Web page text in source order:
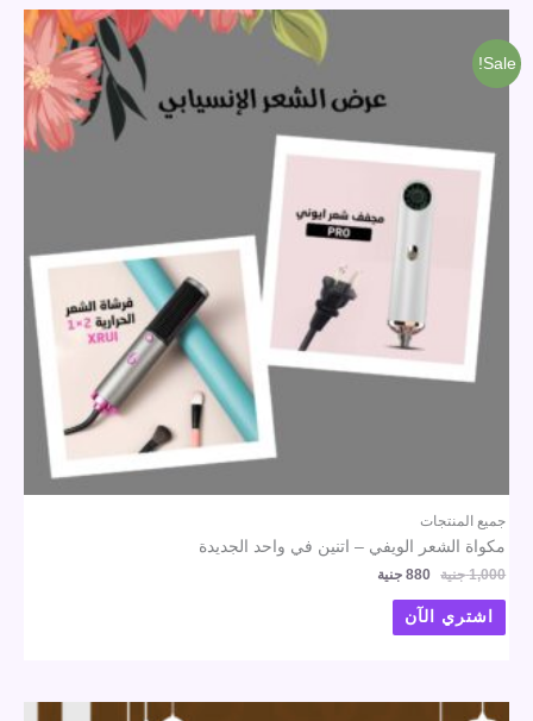
Sale!
جميع المنتجات
مكواة الشعر الويفي – اتنين في واحد الجديدة
1,000 جنية 880 جنية
اشتري الآن